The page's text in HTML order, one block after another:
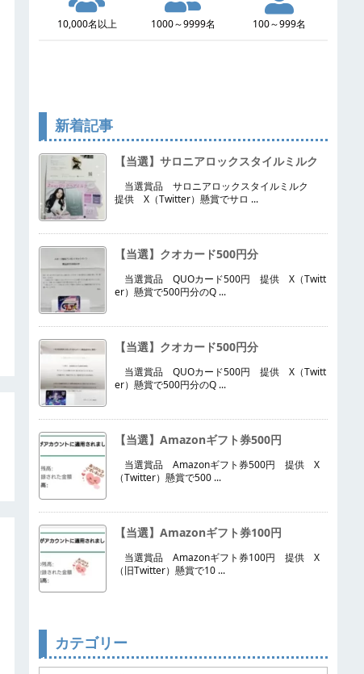
10,000名以上 1000～9999名 100～999名
新着記事
【当選】サロニアロックスタイルミルク
当選賞品 サロニアロックスタイルミルク
提供 X（Twitter）懸賞でサロ ...
【当選】クオカード500円分
当選賞品 QUOカード500円 提供 X（Twitt
er）懸賞で500円分のQ ...
【当選】クオカード500円分
当選賞品 QUOカード500円 提供 X（Twitt
er）懸賞で500円分のQ ...
【当選】Amazonギフト券500円
当選賞品 Amazonギフト券500円 提供 X
（Twitter）懸賞で500 ...
【当選】Amazonギフト券100円
当選賞品 Amazonギフト券100円 提供 X
（旧Twitter）懸賞で10 ...
カテゴリー